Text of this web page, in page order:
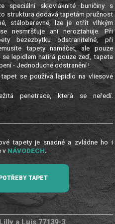
speciální sklovláknité buničiny s
struktura dodává tapetám pružnost
stálobarevné, lze je otřít vlhkým
nesmršťuje ani neroztahuje. Při
bezezbytku odstranitelné, při
tapety namáčet, ale pouze
lepidlem natírá pouze zeď, tapeta
- Jednoduché odstranění !
se používá lepidlo na vliesové
penetrace, která se neředí.
tapety je snadné a zvládne ho i
v NÁVODECH.
TAPET